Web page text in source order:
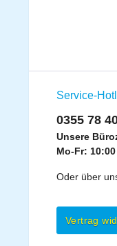
Service-
0355 78
Unsere
Mo-Fr:
Oder über
Vertrag